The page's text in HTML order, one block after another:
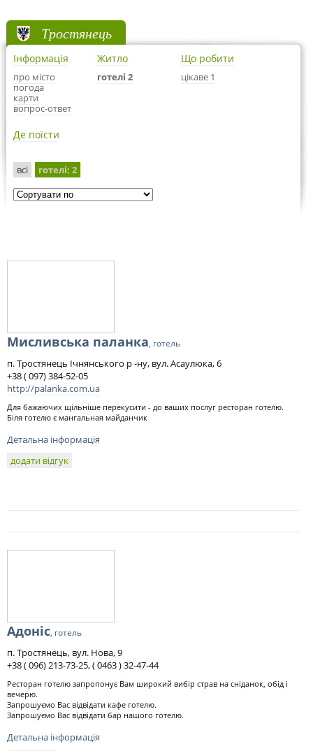
Тростянець
Інформація
про місто
погода
карти
вопрос-ответ
Житло
готелі 2
Що робити
цікаве 1
Де поїсти
всі готелі: 2
Мисливська паланка, готель
п. Тростянець Ічнянського р -ну, вул. Асаулюка, 6
+38 ( 097) 384-52-05
http://palanka.com.ua
Для бажаючих щільніше перекусити - до ваших послуг ресторан готелю.
Біля готелю є мангальная майданчик
Детальна інформація
додати відгук
Адоніс, готель
п. Тростянець, вул. Нова, 9
+38 ( 096) 213-73-25, ( 0463 ) 32-47-44
Ресторан готелю запропонує Вам широкий вибір страв на сніданок, обід і
вечерю.
Запрошуємо Вас відвідати кафе готелю.
Запрошуємо Вас відвідати бар нашого готелю.
Детальна інформація